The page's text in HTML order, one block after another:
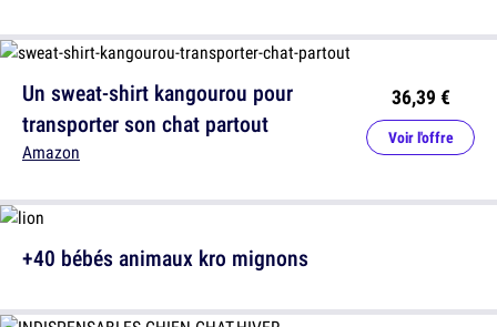
Un sweat-shirt kangourou pour
transporter son chat partout
Amazon
36,39 €
Voir l'offre
+40 bébés animaux kro mignons